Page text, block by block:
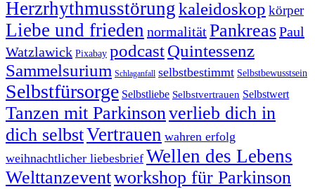
Herzrhythmusstörungkaleidoskop körper
Liebe und frieden normalitätPankreasPaul
Watzlawick Pixabay podcastQuintessenz
Sammelsurium Schlaganfall selbstbestimmt Selbstbewusstsein
Selbstfürsorge Selbstliebe Selbstvertrauen Selbstwert
Tanzen mit Parkinsonverlieb dich in
dich selbstVertrauen wahren erfolg
weihnachtlicher liebesbrief Wellen des Lebens
Welttanzeventworkshop für Parkinson